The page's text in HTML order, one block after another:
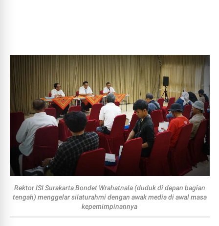
Rektor ISI Surakarta Bondet Wrahatnala (duduk di depan bagian
tengah) menggelar silaturahmi dengan awak media di awal masa
kepemimpinannya